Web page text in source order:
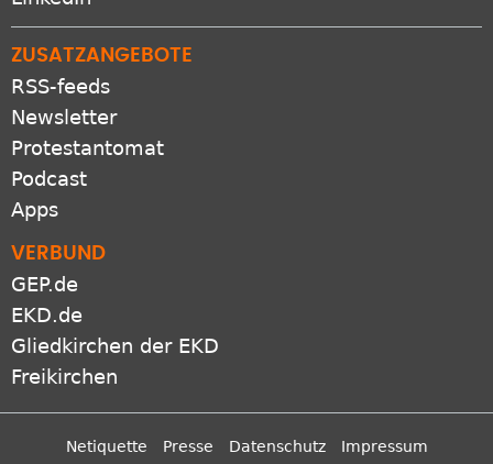
ZUSATZANGEBOTE
RSS-feeds
Newsletter
Protestantomat
Podcast
VERBUND
GEP.de
EKD.de
Gliedkirchen der EKD